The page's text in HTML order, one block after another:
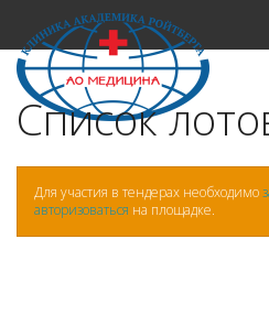
Список
Для участия в тендерах необходимо
авторизоваться на площадке.